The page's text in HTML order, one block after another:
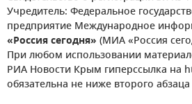
Учредитель: Федеральное
предприятие Международное
«Россия сегодня» (МИА «Россия
При любом использовании
РИА Новости Крым гиперссылка на
обязательна не ниже второго абзаца